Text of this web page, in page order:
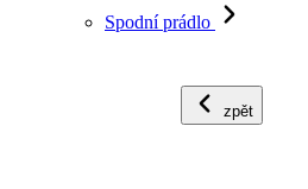
Spodní prádlo
zpět